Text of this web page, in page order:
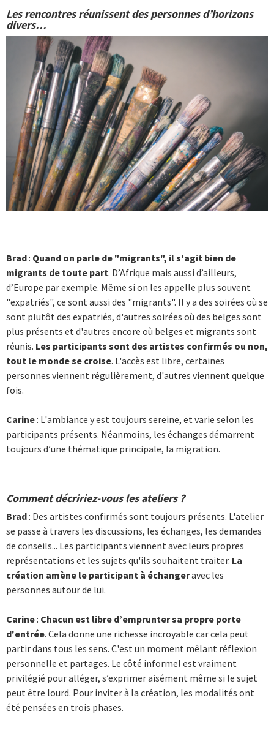
Les rencontres réunissent des personnes d’horizons
divers…
Brad: Quand on parle de "migrants", il s'agit bien de
migrants de toute part. D’Afrique mais aussi d’ailleurs,
d’Europe par exemple. Même si on les appelle plus souvent
"expatriés", ce sont aussi des "migrants". Il y a des soirées où se
sont plutôt des expatriés, d'autres soirées où des belges sont
plus présents et d'autres encore où belges et migrants sont
réunis. Les participants sont des artistes confirmés ou non,
tout le monde se croise. L'accès est libre, certaines
personnes viennent régulièrement, d'autres viennent quelque
fois.
Carine: L'ambiance y est toujours sereine, et varie selon les
participants présents. Néanmoins, les échanges démarrent
toujours d’une thématique principale, la migration.
Comment décririez-vous les ateliers ?
Brad: Des artistes confirmés sont toujours présents. L'atelier
se passe à travers les discussions, les échanges, les demandes
de conseils... Les participants viennent avec leurs propres
représentations et les sujets qu'ils souhaitent traiter. La
création amène le participant à échangeravec les
personnes autour de lui.
Carine: Chacun est libre d’emprunter sa propre porte
d'entrée. Cela donne une richesse incroyable car cela peut
partir dans tous les sens. C'est un moment mêlant réflexion
personnelle et partages. Le côté informel est vraiment
privilégié pour alléger, s’exprimer aisément même si le sujet
peut être lourd. Pour inviter à la création, les modalités ont
été pensées en trois phases.